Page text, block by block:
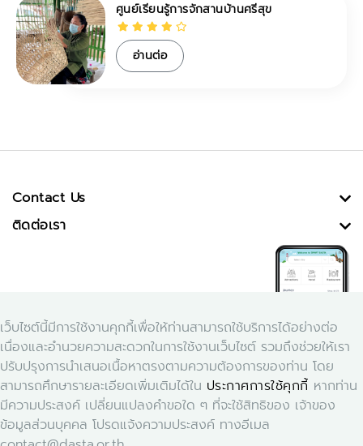
ยนรู้การจักสานบ้านศรีสุข
นต่อ
เว็บไซต์นี้มีการใช้งานคุกกี้เพื่อให้ท่านสามารถใช้บริการได้อย่างต่อ
เนื่องและอำนวยความสะดวกในการใช้งานเว็บไซต์ รวมถึงช่วยให้เรา
ปรับปรุงการนำเสนอเนื้อหาตรงตามความต้องการของท่าน โดย
สามารถศึกษารายละเอียดเพิ่มเติมได้ใน ประกาศการใช้คุกกี้ หากท่าน
มีความประสงค์ เปลี่ยนแปลงคำขอใด ๆ ที่จะใช้สิทธิของ เจ้าของ
ข้อมูลส่วนบุคคล โปรดแจ้งความประสงค์ ทางอีเมล
Contact Us
ติดต่อเรา
Download Application Smart Dasta